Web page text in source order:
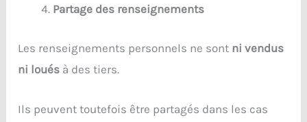
Partage des renseignements
Les renseignements personnels ne sont ni vendus
ni loués à des tiers.
Ils peuvent toutefois être partagés dans les cas